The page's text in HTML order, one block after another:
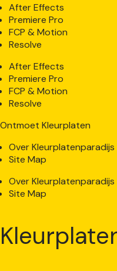
After Effects
Premiere Pro
FCP & Motion
Resolve
After Effects
Premiere Pro
FCP & Motion
Resolve
Ontmoet Kleurplaten
Over Kleurplatenparadijs
Site Map
Over Kleurplatenparadijs
Site Map